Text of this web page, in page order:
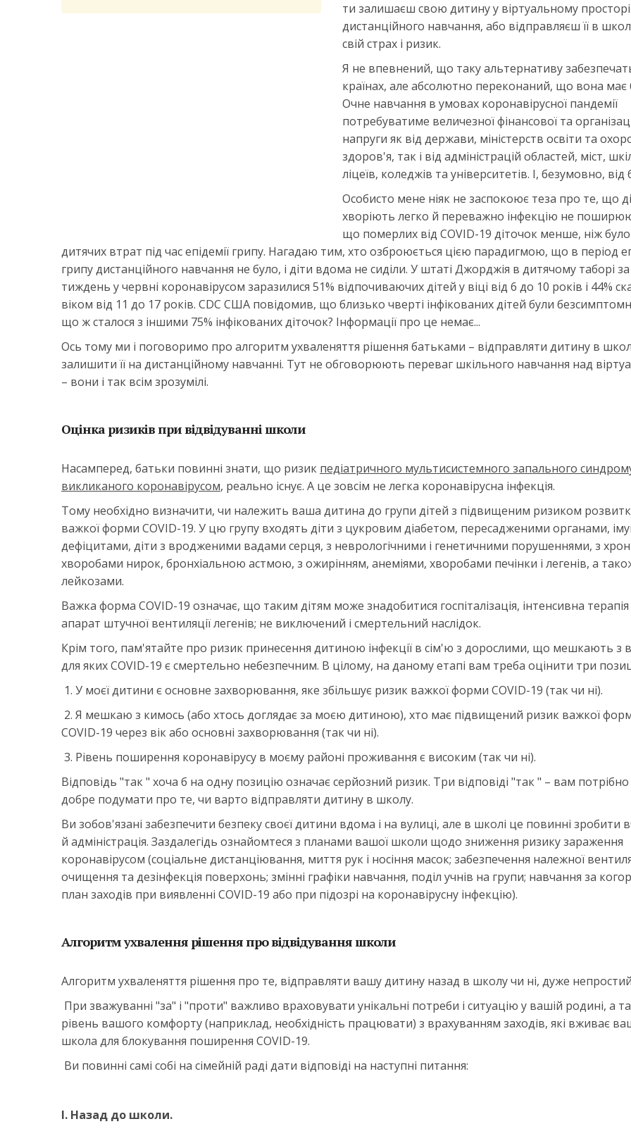
ти залишаєш свою дитину у віртуальному просторі
дистанційного навчання, або відправляєш її в
свій страх і ризик.
Я не впевнений, що таку альтернативу
країнах, але абсолютно переконаний, що вона має
Очне навчання в умовах коронавірусної пандемії
потребуватиме величезної фінансової та
напруги як від держави, міністерств освіти та
здоров'я, так і від адміністрацій областей, міст,
ліцеїв, коледжів та університетів. І, безумовно, від
Особисто мене ніяк не заспокоює теза про те, що
хворіють легко й переважно інфекцію не
що померлих від COVID-19 діточок менше, ніж було
дитячих втрат під час епідемії грипу. Нагадаю тим, хто озброюється цією парадигмою, що в період
грипу дистанційного навчання не було, і діти вдома не сиділи. У штаті Джорджія в дитячому таборі
тиждень у червні коронавірусом заразилися 51% відпочиваючих дітей у віці від 6 до 10 років і 44%
віком від 11 до 17 років. CDC США повідомив, що близько чверті інфікованих дітей були
що ж сталося з іншими 75% інфікованих діточок? Інформації про це немає...
Ось тому ми і поговоримо про алгоритм ухваленяття рішення батьками – відправляти дитину в
залишити її на дистанційному навчанні. Тут не обговорюють переваг шкільного навчання над
– вони і так всім зрозумілі.
Оцінка ризиків при відвідуванні школи
Насамперед, батьки повинні знати, що ризик педіатричного мультисистемного запального
викликаного коронавірусом, реально існує. А це зовсім не легка коронавірусна інфекція.
Тому необхідно визначити, чи належить ваша дитина до групи дітей з підвищеним ризиком
важкої форми COVID-19. У цю групу входять діти з цукровим діабетом, пересадженими органами,
дефіцитами, діти з вродженими вадами серця, з неврологічними і генетичними порушеннями, з
хворобами нирок, бронхіальною астмою, з ожирінням, анеміями, хворобами печінки і легенів, а
лейкозами.
Важка форма COVID-19 означає, що таким дітям може знадобитися госпіталізація, інтенсивна
апарат штучної вентиляції легенів; не виключений і смертельний наслідок.
Крім того, пам'ятайте про ризик принесення дитиною інфекції в сім'ю з дорослими, що мешкають з
для яких COVID-19 є смертельно небезпечним. В цілому, на даному етапі вам треба оцінити три
1. У моєї дитини є основне захворювання, яке збільшує ризик важкої форми COVID-19 (так чи ні).
2. Я мешкаю з кимось (або хтось доглядає за моєю дитиною), хто має підвищений ризик важкої
COVID-19 через вік або основні захворювання (так чи ні).
3. Рівень поширення коронавірусу в моєму районі проживання є високим (так чи ні).
Відповідь "так " хоча б на одну позицію означає серйозний ризик. Три відповіді "так " – вам
добре подумати про те, чи варто відправляти дитину в школу.
Ви зобов'язані забезпечити безпеку своєї дитини вдома і на вулиці, але в школі це повинні зробити
й адміністрація. Заздалегідь ознайомтеся з планами вашої школи щодо зниження ризику зараження
коронавірусом (соціальне дистанціювання, миття рук і носіння масок; забезпечення належної
очищення та дезінфекція поверхонь; змінні графіки навчання, поділ учнів на групи; навчання за
план заходів при виявленні COVID-19 або при підозрі на коронавірусну інфекцію).
Алгоритм ухвалення рішення про відвідування школи
Алгоритм ухваленяття рішення про те, відправляти вашу дитину назад в школу чи ні, дуже
При зважуванні "за" і "проти" важливо враховувати унікальні потреби і ситуацію у вашій родині, а
рівень вашого комфорту (наприклад, необхідність працювати) з врахуванням заходів, які вживає
школа для блокування поширення COVID-19.
Ви повинні самі собі на сімейній раді дати відповіді на наступні питання:
I. Назад до школи.